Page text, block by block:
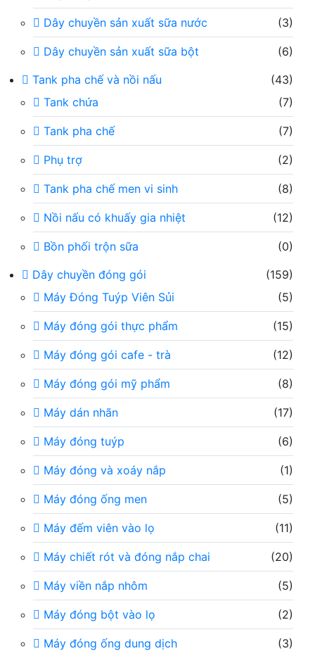
Dây chuyền sản xuất sữa nước (3)
Dây chuyền sản xuất sữa bột
(6)
Tank pha chế và nồi nấu
(43)
Tank chứa
(7)
Tank pha chế (7)
Phụ trợ (2)
Tank pha chế men vi sinh (8)
Nồi nấu có khuấy gia nhiệt (12)
Bồn phối trộn sữa
(0)
Dây chuyền đóng gói
(159)
Máy Đóng Tuýp Viên Sủi
(5)
Máy đóng gói thực phẩm (15)
Máy đóng gói cafe - trà (12)
Máy đóng gói mỹ phẩm (8)
Máy dán nhãn (17)
Máy đóng tuýp (6)
Máy đóng và xoáy nắp (1)
Máy đóng ống men (5)
Máy đếm viên vào lọ (11)
Máy chiết rót và đóng nắp chai (20)
Máy viền nắp nhôm (5)
Máy đóng bột vào lọ (2)
Máy đóng ống dung dịch (3)